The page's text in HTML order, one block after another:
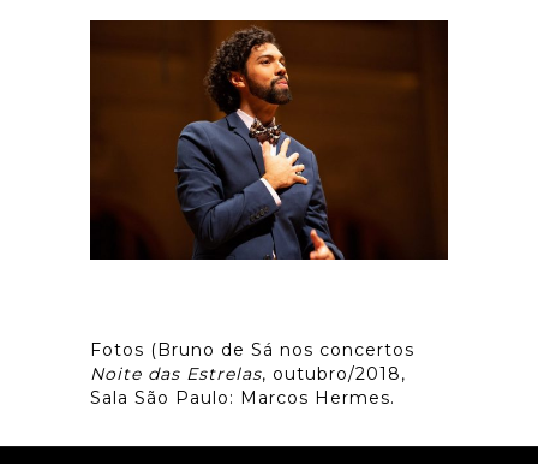
Fotos (Bruno de Sá nos concertos
Noite das Estrelas, outubro/2018,
Sala São Paulo: Marcos Hermes.